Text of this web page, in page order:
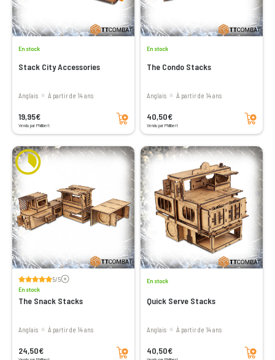
En stock
Stack City Accessories
Anglais à partir de 14 ans
19,95€
Vendu par Philibert
Ajouter au panier
En stock
The Condo Stacks
Anglais à partir de 14 ans
40,50€
Vendu par Philibert
Ajouter au panier
5/5Voir les avis
En stock
The Snack Stacks
Anglais à partir de 14 ans
24,50€ Ajouter au panier
En stock
Quick Serve Stacks
Anglais à partir de 14 ans
40,50€ Ajouter au panier